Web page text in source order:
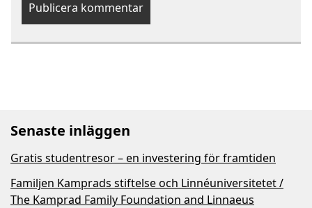
Senaste inläggen
Gratis studentresor – en investering för framtiden
Familjen Kamprads stiftelse och Linnéuniversitetet /
The Kamprad Family Foundation and Linnaeus